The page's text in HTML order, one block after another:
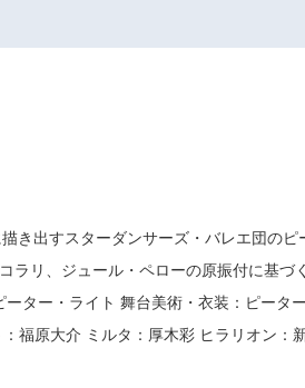
き出すスターダンサーズ・バレエ団のピ
・コラリ、ジュール・ペローの原振
ター・ライト 舞台美術・衣装：ピータ
福原大介 ミルタ：厚木彩 ヒラリオン：